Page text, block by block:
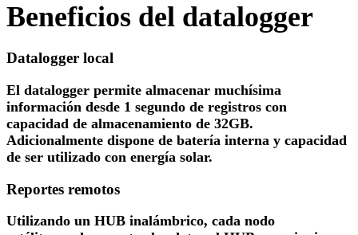
Beneficios del datalogger
Datalogger local
El datalogger permite almacenar muchísima
información desde 1 segundo de registros con
capacidad de almacenamiento de 32GB.
Adicionalmente dispone de batería interna y capacidad
de ser utilizado con energía solar.
Reportes remotos
Utilizando un HUB inalámbrico, cada nodo